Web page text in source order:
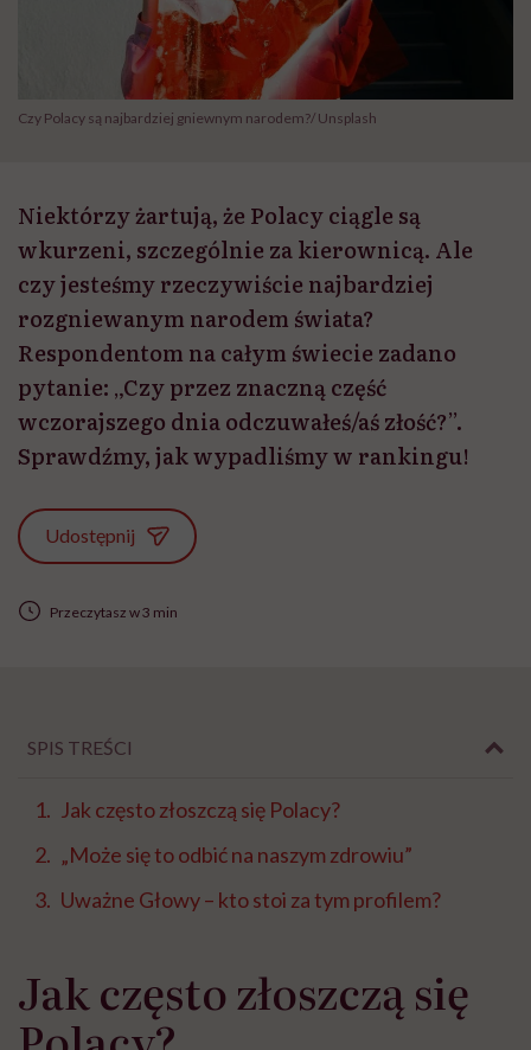
Czy Polacy są najbardziej gniewnym narodem?/ Unsplash
Niektórzy żartują, że Polacy ciągle są
wkurzeni, szczególnie za kierownicą. Ale
czy jesteśmy rzeczywiście najbardziej
rozgniewanym narodem świata?
Respondentom na całym świecie zadano
pytanie: „Czy przez znaczną część
wczorajszego dnia odczuwałeś/aś złość?”.
Sprawdźmy, jak wypadliśmy w rankingu!
Udostępnij
Przeczytasz w 3 min
SPIS TREŚCI
Jak często złoszczą się Polacy?
„Może się to odbić na naszym zdrowiu”
Uważne Głowy – kto stoi za tym profilem?
Jak często złoszczą się